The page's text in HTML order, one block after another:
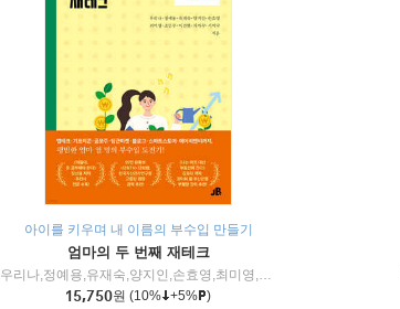
아이를 키우며 내 이름의 부수입 만들기
엄마의 두 번째 재테크
우리나,정예용,유재숙,양지인,손효영,최미영,조민주,이진현,차미숙,서미숙 저
15,750원 (10% +5% )